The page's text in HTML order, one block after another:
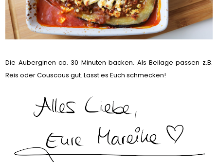
Die Auberginen ca. 30 Minuten backen. Als Beilage passen z.B.
Reis oder Couscous gut. Lasst es Euch schmecken!